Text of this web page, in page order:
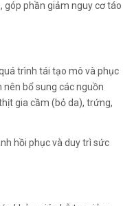
góp phần giảm nguy cơ táo
trình tái tạo mô và phục
nên bổ sung các nguồn
gia cầm (bỏ da), trứng,
hồi phục và duy trì sức